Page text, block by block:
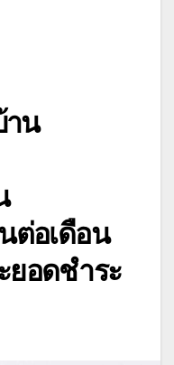
น
ต่อเดือน
ยอดชำระ